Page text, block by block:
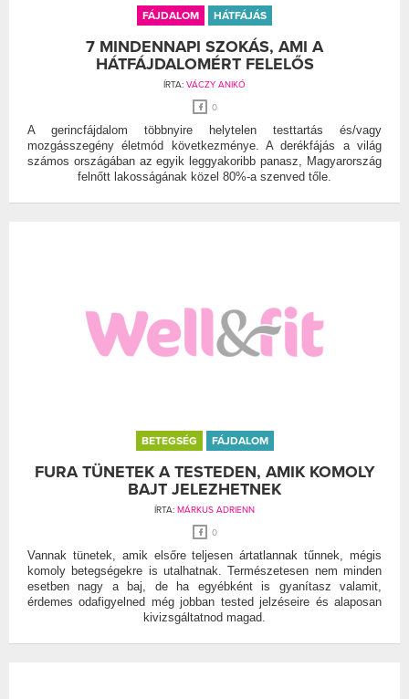
FÁJDALOM HÁTFÁJÁS
7 MINDENNAPI SZOKÁS, AMI A
HÁTFÁJDALOMÉRT FELELŐS
ÍRTA: VÁCZY ANIKÓ
0
A gerincfájdalom többnyire helytelen testtartás és/vagy
mozgásszegény életmód következménye. A derékfájás a világ
számos országában az egyik leggyakoribb panasz, Magyarország
felnőtt lakosságának közel 80%-a szenved tőle.
BETEGSÉG FÁJDALOM
FURA TÜNETEK A TESTEDEN, AMIK KOMOLY
BAJT JELEZHETNEK
ÍRTA: MÁRKUS ADRIENN
0
Vannak tünetek, amik elsőre teljesen ártatlannak tűnnek, mégis
komoly betegségekre is utalhatnak. Természetesen nem minden
esetben nagy a baj, de ha egyébként is gyanítasz valamit,
érdemes odafigyelned még jobban tested jelzéseire és alaposan
kivizsgáltatnod magad.